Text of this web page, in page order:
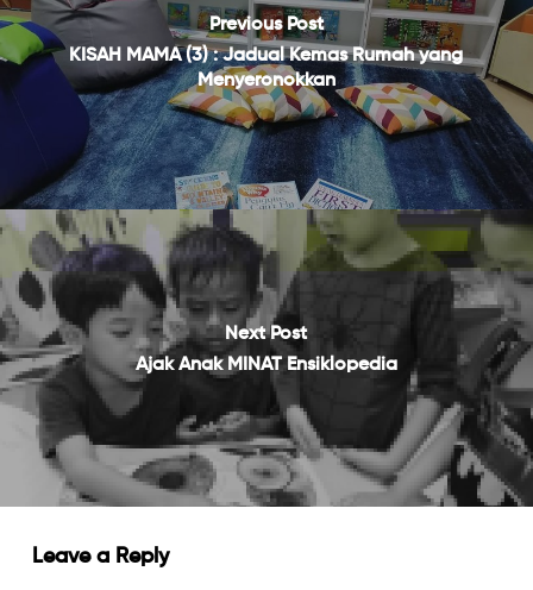
Previous Post
KISAH MAMA (3) : Jadual Kemas Rumah yang
Menyeronokkan
Next Post
Ajak Anak MINAT Ensiklopedia
Leave a Reply